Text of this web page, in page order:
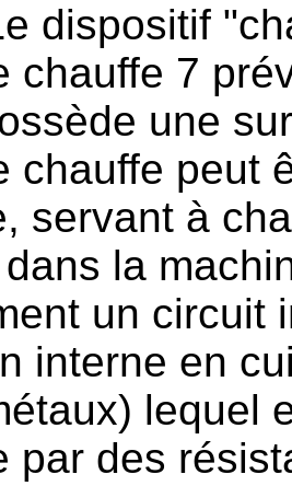
dispositif
chauffe 7
une
chauffe peut
servant à
la
un circuit
interne en
lequel
par des